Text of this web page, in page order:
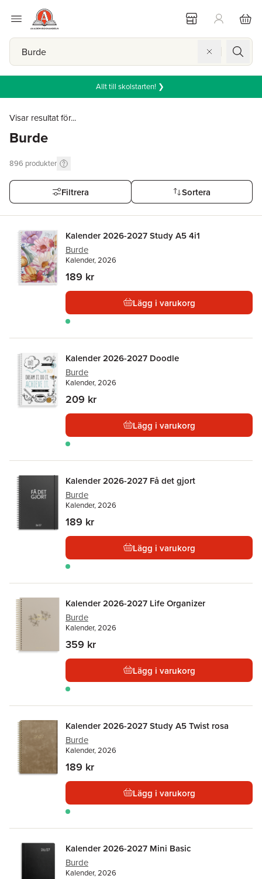
Allt till skolstarten! ❯
Visar resultat för...
Burde
896 produkter
Filtrera Sortera
Kalender 2026-2027 Study A5 4i1
Burde
Kalender, 2026
189 kr
Lägg i varukorg
Kalender 2026-2027 Doodle
Burde
Kalender, 2026
209 kr
Lägg i varukorg
Kalender 2026-2027 Få det gjort
Burde
Kalender, 2026
189 kr
Lägg i varukorg
Kalender 2026-2027 Life Organizer
Burde
Kalender, 2026
359 kr
Lägg i varukorg
Kalender 2026-2027 Study A5 Twist rosa
Burde
Kalender, 2026
189 kr
Lägg i varukorg
Kalender 2026-2027 Mini Basic
Burde
Kalender, 2026